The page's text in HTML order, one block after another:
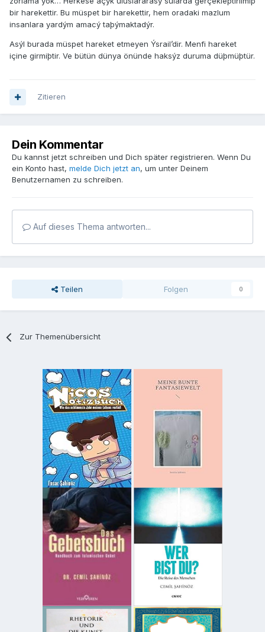
bir harekettir. Bu müspet bir harekettir, hem oradaki mazlum
insanlara yardým amacý taþýmaktadýr.
Asýl burada müspet hareket etmeyen Ýsrail’dir. Menfi hareket
içine girmiþtir. Ve bütün dünya önünde haksýz duruma düþmüþtür.
Zitieren
Dein Kommentar
Du kannst jetzt schreiben und Dich später registrieren. Wenn Du
ein Konto hast, melde Dich jetzt an, um unter Deinem
Benutzernamen zu schreiben.
Auf dieses Thema antworten...
Teilen Folgen 0
Zur Themenübersicht